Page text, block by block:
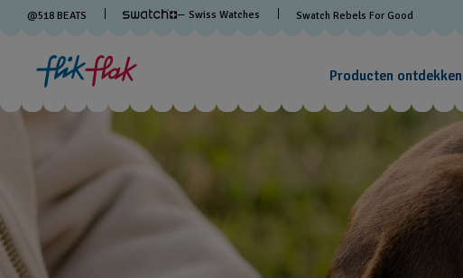
@518 BEATS — Swiss Watches Swatch Rebels For Good
Producten ontdekken